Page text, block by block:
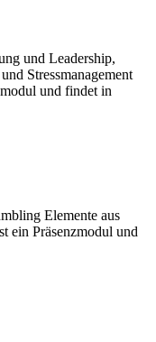
und Leadership,
Stressmanagement
und findet in
Elemente aus
ein Präsenzmodul und